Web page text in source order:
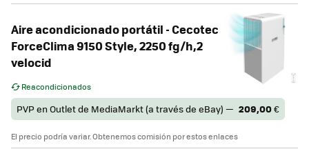
Aire acondicionado portátil - Cecotec
ForceClima 9150 Style, 2250 fg/h,2
velocid
Reacondicionados
PVP en Outlet de MediaMarkt (a través de eBay) — 209,00€
El precio podría variar. Obtenemos comisión por estos enlaces